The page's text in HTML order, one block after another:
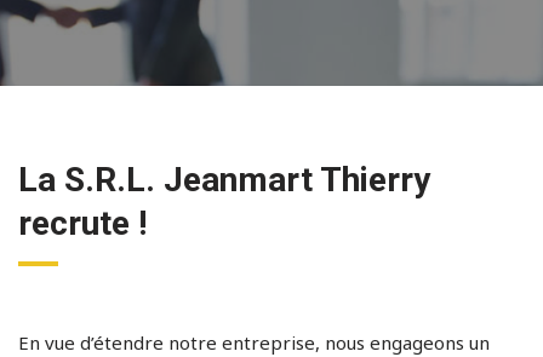
La S.R.L. Jeanmart Thierry
recrute !
En vue d’étendre notre entreprise, nous engageons un